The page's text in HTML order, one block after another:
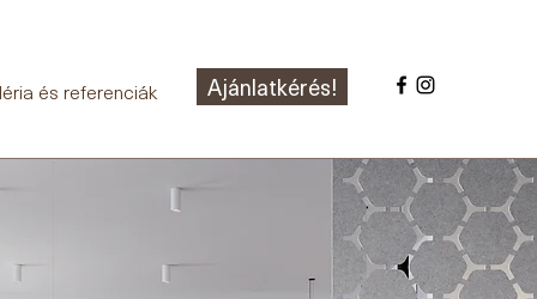
és referenciák Ajánlatkérés!